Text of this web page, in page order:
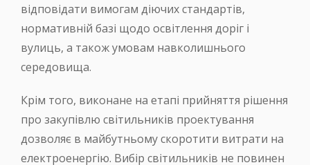
відповідати вимогам діючих стандартів,
нормативній базі щодо освітлення доріг і
вулиць, а також умовам навколишнього
середовища.
Крім того, виконане на етапі прийняття рішення
про закупівлю світильників проектування
дозволяє в майбутньому скоротити витрати на
електроенергію. Вибір світильників не повинен